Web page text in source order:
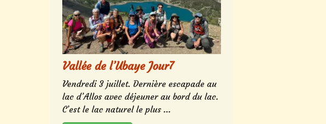
Vallée de l’Ubaye Jour7
Vendredi 3 juillet. Dernière escapade au
lac d’Allos avec déjeuner au bord du lac.
C’est le lac naturel le plus ...